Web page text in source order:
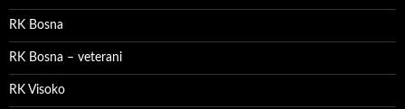
RK Bosna
RK Bosna – veterani
RK Visoko